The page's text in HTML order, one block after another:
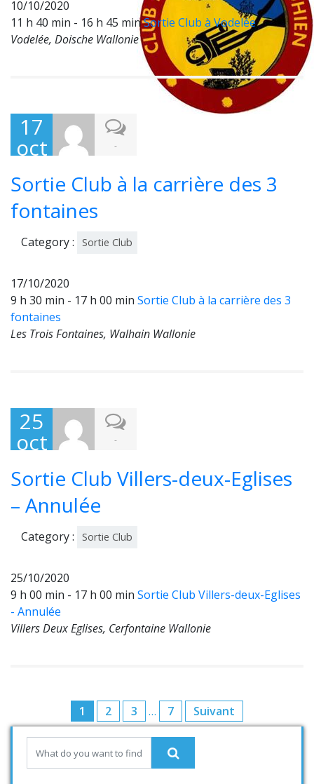
10/10/2020
11 h 40 min - 16 h 45 minSortie Club à Vodelée
Vodelée, Doische Wallonie
17
oct
e
202
0
-
Sortie Club à la carrière des 3
fontaines
Category : Sortie Club
17/10/2020
9 h 30 min - 17 h 00 min Sortie Club à la carrière des 3
fontaines
Les Trois Fontaines, Walhain Wallonie
25
oct
e
202
0
-
Sortie Club Villers-deux-Eglises
– Annulée
Category : Sortie Club
25/10/2020
9 h 00 min - 17 h 00 min Sortie Club Villers-deux-Eglises
- Annulée
Villers Deux Eglises, Cerfontaine Wallonie
1 2 3 … 7 Suivant